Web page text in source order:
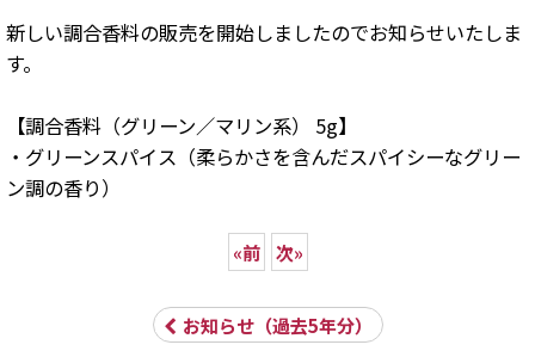
新しい調合香料の販売を開始しましたのでお知らせいたしま
す。
【調合香料（グリーン／マリン系） 5g】
・グリーンスパイス（柔らかさを含んだスパイシーなグリー
ン調の香り）
«前 次»
お知らせ（過去5年分）